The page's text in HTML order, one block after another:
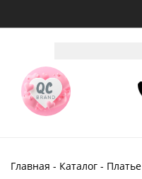
Главная - Каталог - Платье